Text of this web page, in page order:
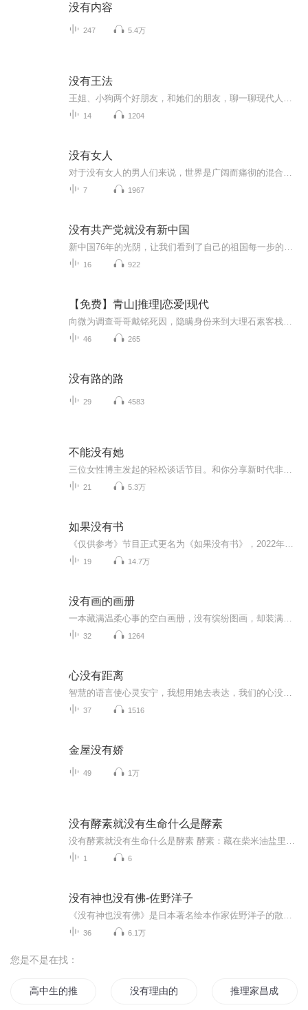
没有内容
247 5.4万
没有王法
14 1204
没有女人
7 1967
没有共产党就没有新中国
16 922
【免费】青山|推理|恋爱|现代
46 265
没有路的路
29 4583
不能没有她
21 5.3万
如果没有书
19 14.7万
没有画的画册
32 1264
心没有距离
37 1516
金屋没有娇
49 1万
没有酵素就没有生命什么是酵素
1 6
没有神也没有佛-佐野洋子
36 6.1万
您是不是在找：
高中生的推理 没有理由的行动 推理家昌成